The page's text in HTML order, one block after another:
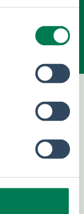
chiarezza delle